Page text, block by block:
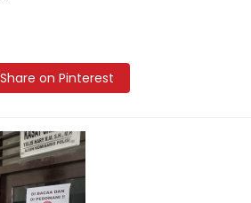
Share on Pinterest